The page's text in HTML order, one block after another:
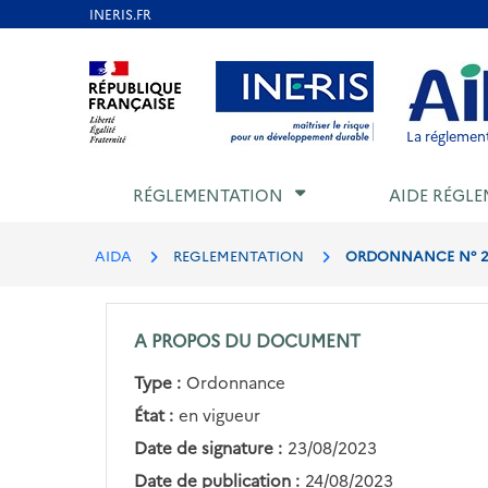
Aller au contenu Aller au menu Aller au
La
RÉGLEMENTATION AIDE
AIDA REGLEMENTATION ORDONNANCE N°
A PROPOS DU DOCUMENT
Type : Ordonnance
État : en vigueur
Date de signature : 23/08/2023
Date de publication : 24/08/2023